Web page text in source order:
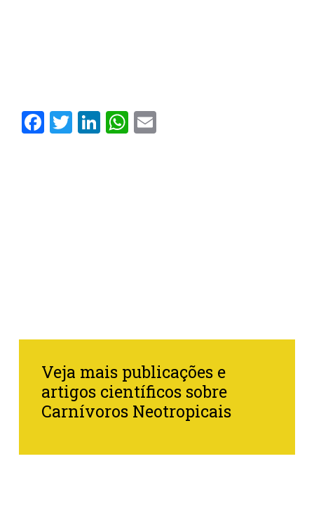
Facebook
Twitter
LinkedInWhatsApp
Veja mais publicações e
artigos científicos sobre
Carnívoros Neotropicais